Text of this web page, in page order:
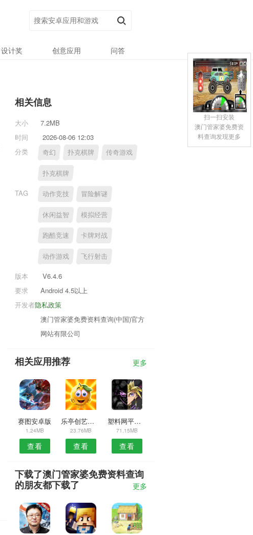
设计奖 创意应用 问答
相关信息
大小
7.2MB
时间
2026-08-06 12:03
分类
奇幻 扑克棋牌 传奇游戏
扑克棋牌
TAG 动作竞技 冒险解谜
休闲益智 模拟经营
跑酷竞速 卡牌对战
动作游戏 飞行射击
版本
V6.4.6
要求
Android 4.5以上
隐私政策
开发者
澳门管家婆免费资料查询(中国)官方
网站有限公司
相关应用推荐 更多
赛图安卓版
1.24MB
查看
乐亭创艺达APP
23.76MB
查看
塑料网平台安卓版
71.15MB
查看
下载了澳门管家婆免费资料查询
的朋友都下载了
更多
扫一扫安装
澳门管家婆免费资
料查询发现更多